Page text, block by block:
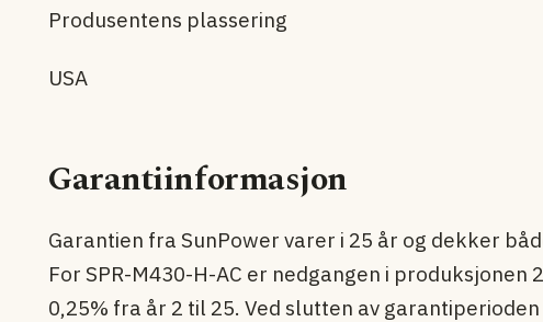
Produsentens plassering
USA
Garantiinformasjon
Garantien fra SunPower varer i 25 år og dekker
For SPR-M430-H-AC er nedgangen i
0,25% fra år 2 til 25. Ved slutten av